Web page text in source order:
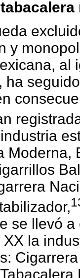
y
al
ha
Moderna,
se llevó
la